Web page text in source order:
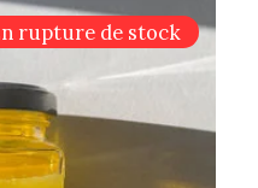
rupture de stock